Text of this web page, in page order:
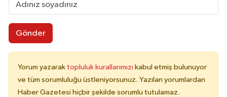
Gönder
Yorum yazarak topluluk kurallarımızı kabul etmiş bulunuyor
ve tüm sorumluluğu üstleniyorsunuz. Yazılan yorumlardan
Haber Gazetesi hiçbir şekilde sorumlu tutulamaz.